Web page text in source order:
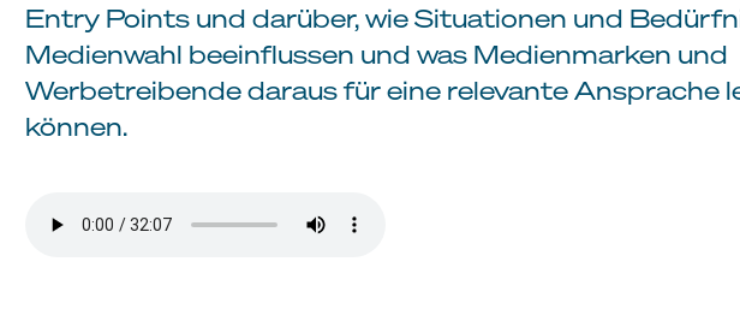
Entry Points und darüber, wie Situationen und
Medienwahl beeinflussen und was Medienmarken und
Werbetreibende daraus für eine relevante Ansprache
können.